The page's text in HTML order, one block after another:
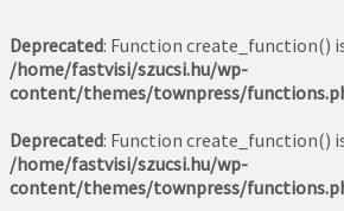
Deprecated: Function create_function()
/home/fastvisi/szucsi.hu/wp-
content/themes/townpress/
Deprecated: Function create_function()
/home/fastvisi/szucsi.hu/wp-
content/themes/townpress/